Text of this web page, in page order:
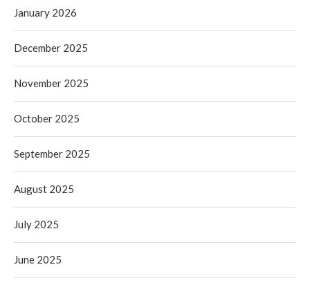
January 2026
December 2025
November 2025
October 2025
September 2025
August 2025
July 2025
June 2025